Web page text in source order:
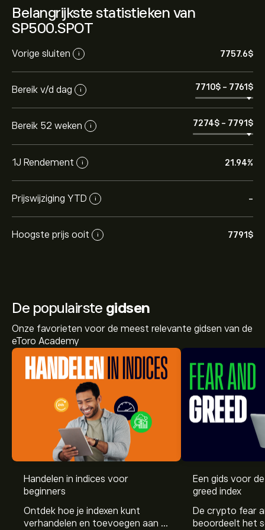
Belangrijkste statistieken van
SP500.SPOT
Vorige sluiten i 7757.6‎$‎
Bereik v/d dag i 7710‎$‎ - 7761‎$‎
Bereik 52 weken i 7274‎$‎ - 7791‎$‎
1J Rendement i 21.94%
Prijswijziging YTD i -
Hoogste prijs ooit i 7791‎$‎
De populairste gidsen
Onze favorieten voor de meest relevante gidsen van de
eToro Academy
Handelen in indices voor
beginners
Ontdek hoe je indexen kunt
verhandelen en toevoegen aan je
Een gids voor
greed index
De crypto fear
beoordeelt het
De huidige prijs van SP500.SPOT is 7,757.60‎$‎